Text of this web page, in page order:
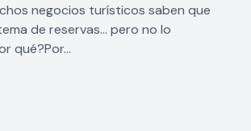
negocios turísticos saben que
de reservas… pero no lo
qué?Por...